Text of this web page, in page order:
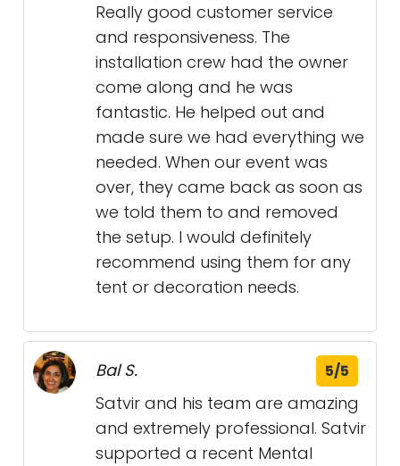
Really good customer service
and responsiveness. The
installation crew had the owner
come along and he was
fantastic. He helped out and
made sure we had everything we
needed. When our event was
over, they came back as soon as
we told them to and removed
the setup. I would definitely
recommend using them for any
tent or decoration needs.
Bal S. 5/5
Satvir and his team are amazing
and extremely professional. Satvir
supported a recent Mental